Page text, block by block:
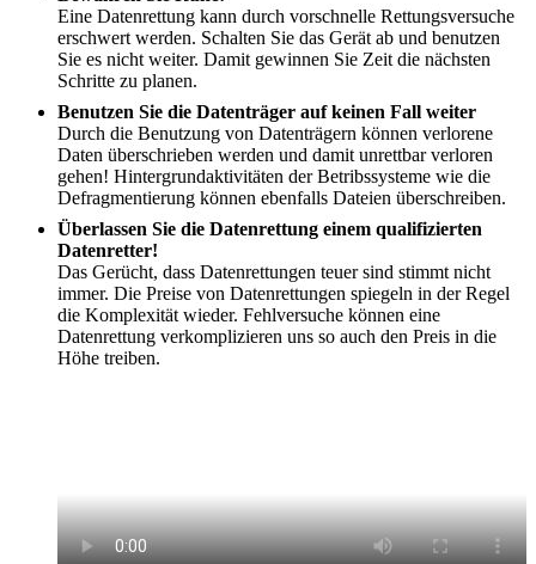
Eine Datenrettung kann durch vorschnelle Rettungsversuche
erschwert werden. Schalten Sie das Gerät ab und benutzen
Sie es nicht weiter. Damit gewinnen Sie Zeit die nächsten
Schritte zu planen.
Benutzen Sie die Datenträger auf keinen Fall weiter
Durch die Benutzung von Datenträgern können verlorene
Daten überschrieben werden und damit unrettbar verloren
gehen! Hintergrundaktivitäten der Betribssysteme wie die
Defragmentierung können ebenfalls Dateien überschreiben.
Überlassen Sie die Datenrettung einem qualifizierten
Datenretter!
Das Gerücht, dass Datenrettungen teuer sind stimmt nicht
immer. Die Preise von Datenrettungen spiegeln in der Regel
die Komplexität wieder. Fehlversuche können eine
Datenrettung verkomplizieren uns so auch den Preis in die
Höhe treiben.